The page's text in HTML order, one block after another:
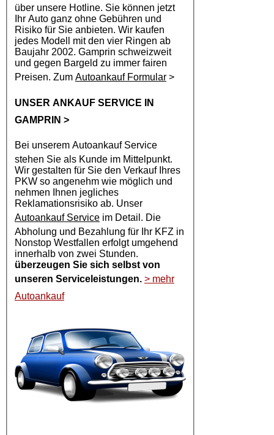
über unsere Hotline. Sie können jetzt
Ihr Auto ganz ohne Gebühren und
Risiko für Sie anbieten. Wir kaufen
jedes Modell mit den vier Ringen ab
Baujahr 2002. Gamprin schweizweit
und gegen Bargeld zu immer fairen
Preisen. Zum Autoankauf Formular >
UNSER ANKAUF SERVICE IN
GAMPRIN >
Bei unserem AutoankaufService
stehen Sie als Kunde im Mittelpunkt.
Wir gestalten für Sie den Verkauf Ihres
PKW so angenehm wie möglich und
nehmen Ihnen jegliches
Reklamationsrisiko ab. Unser
Autoankauf Service im Detail. Die
Abholung und Bezahlung für Ihr KFZ in
Nonstop Westfallen erfolgt umgehend
innerhalb von zwei Stunden.
überzeugen Sie sich selbst von
unseren Serviceleistungen. > mehr
Autoankauf